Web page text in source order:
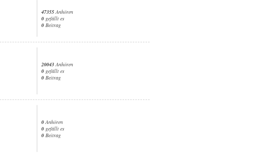
47355 Anhören
0 gefällt es
0 Beitrag
20043 Anhören
0 gefällt es
0 Beitrag
0 Anhören
0 gefällt es
0 Beitrag